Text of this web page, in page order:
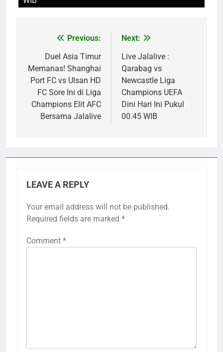
navigation
Previous:
Duel Asia Timur
Memanas! Shanghai
Port FC vs Ulsan HD
FC Sore Ini di Liga
Champions Elit AFC
Bersama Jalalive
Next:
Live Jalalive :
Qarabag vs
Newcastle Liga
Champions UEFA
Dini Hari Ini Pukul
00.45 WIB
LEAVE A REPLY
Your email address will not be published.
Required fields are marked *
Comment *